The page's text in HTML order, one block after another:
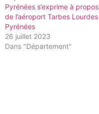
Pyrénées s’exprime à propos
de l’aéroport Tarbes Lourdes
Pyrénées
26 juillet 2023
Dans "Département"